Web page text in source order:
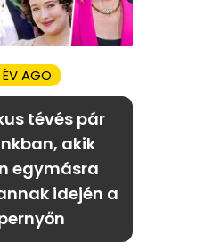
AGO
tévés pár
akik
egymásra
idején a